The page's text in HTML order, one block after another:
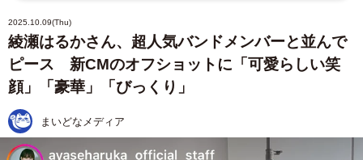
2025.10.09(Thu)
綾瀬はるかさん、超人気バンドメンバーと並んで
ピース 新CMのオフショットに「可愛らしい笑
顔」「豪華」「びっくり」
まいどなメディア